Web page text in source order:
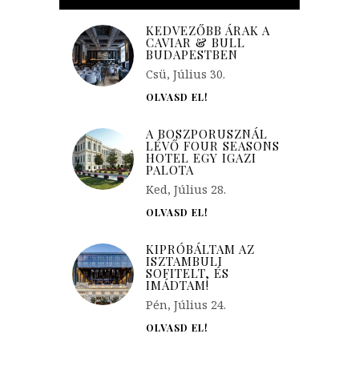
KEDVEZŐBB ÁRAK A
CAVIAR & BULL
BUDAPESTBEN
Csü, Július 30.
OLVASD EL!
A BOSZPORUSZNÁL
LÉVŐ FOUR SEASONS
HOTEL EGY IGAZI
PALOTA
Ked, Július 28.
OLVASD EL!
KIPRÓBÁLTAM AZ
ISZTAMBULI
SOFITELT, ÉS
IMÁDTAM!
Pén, Július 24.
OLVASD EL!